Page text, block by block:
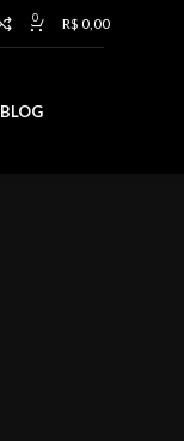
0 R$ 0,00
BLOG